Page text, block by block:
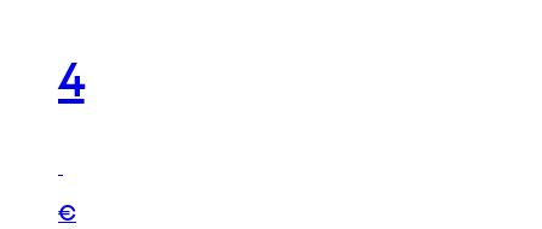
4
€